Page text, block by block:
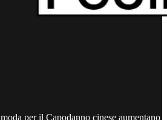
per il Capodanno cinese aumentano